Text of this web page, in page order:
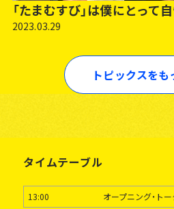
「たまむすび」は僕にとって
2023.03.29
トピックスをも
タイムテーブル
13:00 オープニング・トー